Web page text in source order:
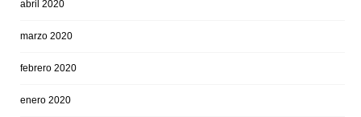
abril 2020
marzo 2020
febrero 2020
enero 2020